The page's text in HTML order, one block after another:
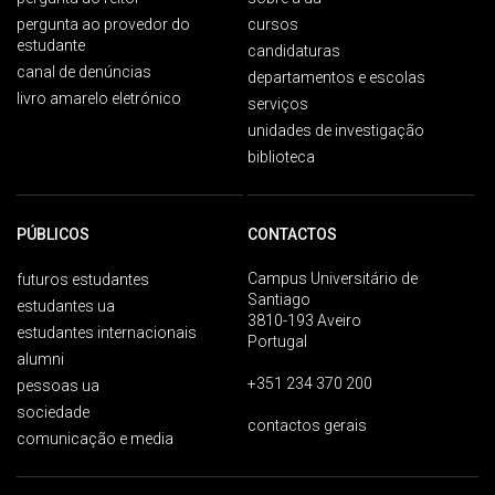
pergunta ao provedor do
estudante
canal de denúncias
livro amarelo eletrónico
cursos
candidaturas
departamentos e escolas
serviços
unidades de investigação
biblioteca
PÚBLICOS
futuros estudantes
estudantes ua
estudantes internacionais
alumni
pessoas ua
sociedade
comunicação e media
CONTACTOS
Campus Universitário de
Santiago
3810-193 Aveiro
Portugal
+351 234 370 200
contactos gerais